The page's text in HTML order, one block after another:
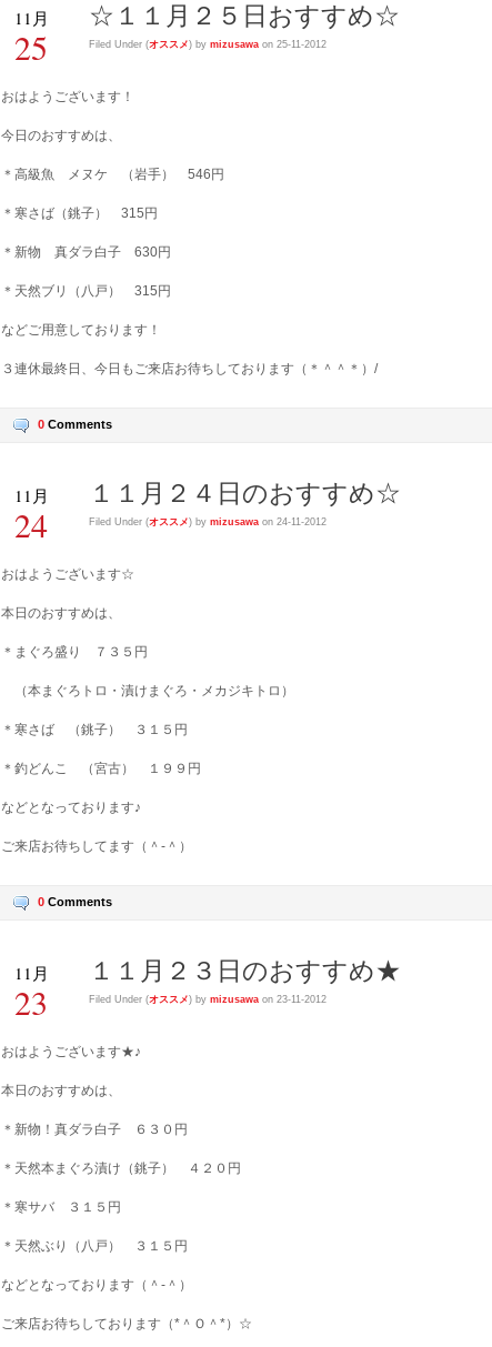
11月
25
☆１１月２５日おすすめ☆
Filed Under (オススメ) by mizusawa on 25-11-2012
おはようございます！
今日のおすすめは、
＊高級魚 メヌケ （岩手） 546円
＊寒さば（銚子） 315円
＊新物 真ダラ白子 630円
＊天然ブリ（八戸） 315円
などご用意しております！
３連休最終日、今日もご来店お待ちしております（＊＾＾＊）/
0 Comments
11月
24
１１月２４日のおすすめ☆
Filed Under (オススメ) by mizusawa on 24-11-2012
おはようございます☆
本日のおすすめは、
＊まぐろ盛り ７３５円
（本まぐろトロ・漬けまぐろ・メカジキトロ）
＊寒さば （銚子） ３１５円
＊釣どんこ （宮古） １９９円
などとなっております♪
ご来店お待ちしてます（＾-＾）
0 Comments
11月
23
１１月２３日のおすすめ★
Filed Under (オススメ) by mizusawa on 23-11-2012
おはようございます★♪
本日のおすすめは、
＊新物！真ダラ白子 ６３０円
＊天然本まぐろ漬け（銚子） ４２０円
＊寒サバ ３１５円
＊天然ぶり（八戸） ３１５円
などとなっております（＾-＾）
ご来店お待ちしております（*＾Ｏ＾*）☆